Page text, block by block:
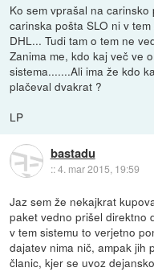
Ko sem vprašal na
carinska pošta SLO ni v
DHL... Tudi tam o tem ne
Zanima me, kdo kaj več ve
sistema.......Ali ima že kdo
plačeval dvakrat ?
LP
bastadu
::4. mar 2015, 19:59
Jaz sem že nekajkrat
paket vedno prišel direktno
v tem sistemu to verjetno
dajatev nima nič, ampak jih
članic, kjer se uvoz